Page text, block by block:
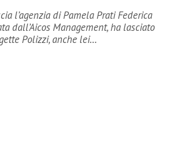
l’agenzia di Pamela Prati Federica
dall’Aicos Management, ha lasciato
Polizzi, anche lei…